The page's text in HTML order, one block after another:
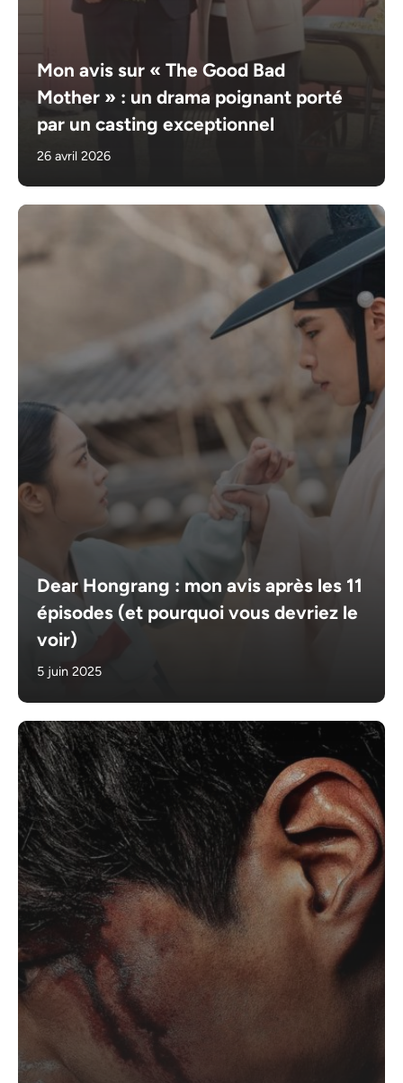
Mon avis sur « The Good Bad
Mother » : un drama poignant porté
par un casting exceptionnel
26 avril 2026
Dear Hongrang : mon avis après les 11
épisodes (et pourquoi vous devriez le
voir)
5 juin 2025